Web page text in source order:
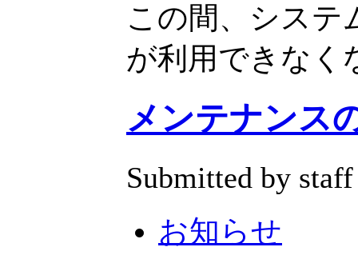
この間、システ
が利用できなく
メンテナンス
Submitted by
お知らせ